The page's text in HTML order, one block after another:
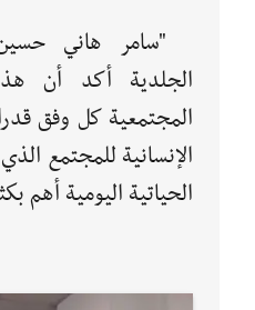
"سامر هاني
الجلدية أكد أن
المجتمعية كل وفق
الإنسانية للمجتمع
الحياتية اليومية أهم